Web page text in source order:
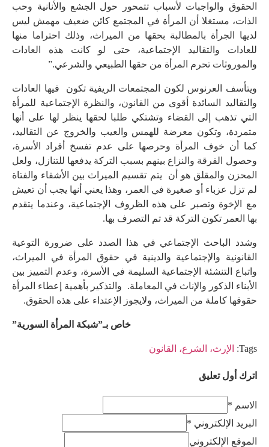
الحقوق والواجبات لأسباب تتمحور حول الجشع والأنانية وحب
الذات، مستغلا أن المرأة في المجتمع كائن ضعيف مهمش ليس
لديها الجرأة بالمطالبة بحقها من الميراث، وذلك احتراما منها
للعادات والتقاليد الإجتماعية، حتى لو كانت هذه العادات
والموروثات تحرم المرأة من حقها الطبيعي والشرعي.”
ويتأسف العرنوس لكون المجتمعات الريفية تكون فيها العادات
والتقاليد السائدة أقوى من القانون، والنظرة الإجتماعية للمرأة
التي تذهب إلى القضاء وتشتكي طلبا لحقها ينظر لها على أنها
متمردة، وتكون معرضة للهمس والعيب والخروج عن التقاليد،
كما أن خوف المرأة وحرصها على عدم تفسخ أفراد الأسرة،
وحصول الفرقة والنزاع بينهم بسبب التركة يدفعها للتنازل، ولعل
المحزن والمقلق هو أن يتم تقسيم الميراث بين الأشقاء والفتاة
لم تزل عزباء أو صغيرة في العمر، وهذا يعني أنها يجب أن تعيش
مع الإخوة وتصبر على هذه الظروف الإجتماعية، وعندما يتقدم
بها العمر تكون التركة قد تم التصرف بها.
وشدد الباحث الإجتماعي في هذا الصدد على ضرورة التوعية
القانونية والإجتماعية والدينية في حقوق المرأة في الميراث،
واتباع التنشئة الإجتماعية السليمة في الأسرة، وعدم التمييز بين
الأبناء الذكور والإناث في المعاملة. والتذكير بأهمية إعطاء المرأة
حقوقها كاملة من الميراث، ولايجوز الإعتداء على هذه الحقوق.
خاص بـ”شبكة المرأة السورية”
Tags: الإرث، الشرع، القانون
اترك أول تعليق
الاسم *
البريد الإلكتروني *
الموقع الإلكتروني